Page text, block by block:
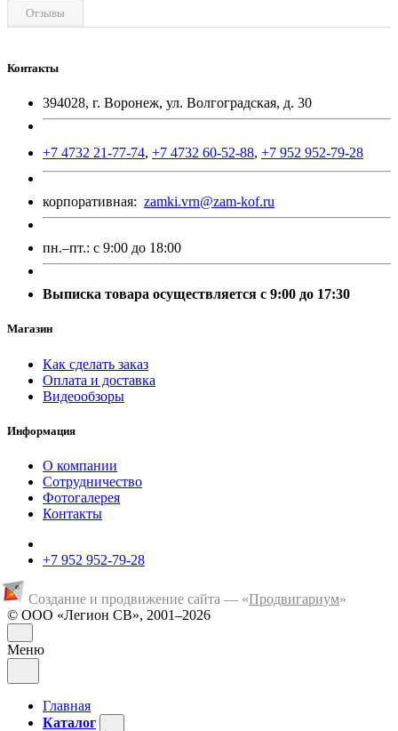
Отзывы
Контакты
394028, г. Воронеж, ул. Волгоградская, д. 30
+7 4732 21-77-74, +7 4732 60-52-88, +7 952 952-79-28
корпоративная: zamki.vrn@zam-kof.ru
пн.–пт.: с 9:00 до 18:00
Выписка товара осуществляется с 9:00 до 17:30
Магазин
Как сделать заказ
Оплата и доставка
Видеообзоры
Информация
О компании
Сотрудничество
Фотогалерея
Контакты
+7 952 952-79-28
Создание и продвижение сайта — «Продвигариум»
© ООО «Легион СВ», 2001–2026
Меню
Главная
Каталог